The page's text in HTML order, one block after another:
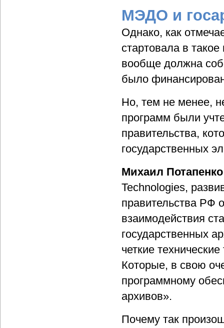
МЭДО и
Однако, как
стартовала в
вообще должна
было
Но, тем не менее,
программ были
правительства,
государственных
Михаил Потапенко
Technologies,
правительства РФ
взаимодействия
государственных
четкие
Которые, в свою
программному
архивов».
Почему так